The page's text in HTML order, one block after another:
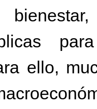
ello,